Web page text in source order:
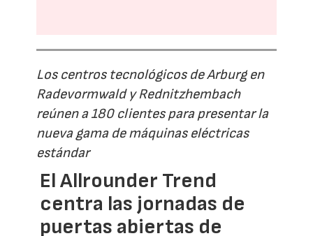
Los centros tecnológicos de Arburg en
Radevormwald y Rednitzhembach
reúnen a 180 clientes para presentar la
nueva gama de máquinas eléctricas
estándar
El Allrounder Trend
centra las jornadas de
puertas abiertas de